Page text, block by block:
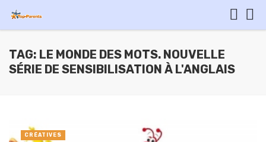
TAG: LE MONDE DES MOTS. NOUVELLE
SÉRIE DE SENSIBILISATION À L'ANGLAIS
CRÉATIVES